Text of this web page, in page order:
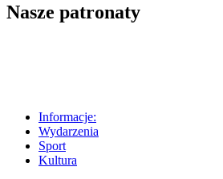
Nasze patronaty
Informacje:
Wydarzenia
Sport
Kultura